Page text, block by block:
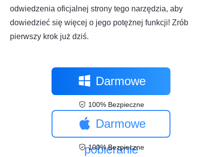
odwiedzenia oficjalnej strony tego narzędzia, aby
dowiedzieć się więcej o jego potężnej funkcji! Zrób
pierwszy krok już dziś.
Darmowe
pobieranie
100% Bezpieczne
Darmowe
pobieranie
100% Bezpieczne